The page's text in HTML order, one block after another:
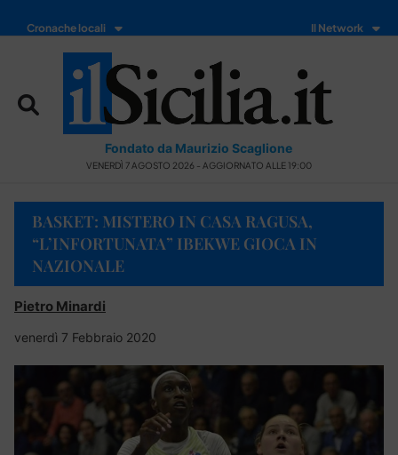
Cronache locali Il Network
Fondato da Maurizio Scaglione
VENERDÌ 7 AGOSTO 2026 - AGGIORNATO ALLE 19:00
BASKET: MISTERO IN CASA RAGUSA,
“L’INFORTUNATA” IBEKWE GIOCA IN
NAZIONALE
Pietro Minardi
venerdì 7 Febbraio 2020